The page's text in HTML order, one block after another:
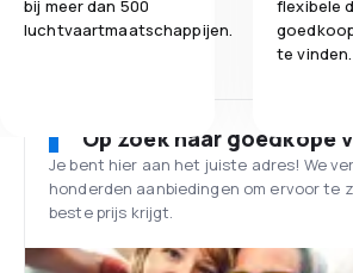
bij meer dan 500
luchtvaartmaatschappijen.
flexibele
te vinden.
Op zoek naar goedkope
Je bent hier aan het juiste adres! We
honderden aanbiedingen om ervoor te
beste prijs krijgt.